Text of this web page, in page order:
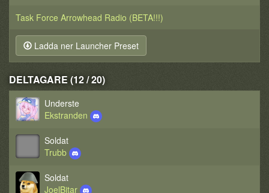
Task Force Arrowhead Radio (BETA!!!)
Ladda ner Launcher Preset
DELTAGARE (12 / 20)
Underste
Ekstranden
Soldat
Trubb
Soldat
JoelBitar